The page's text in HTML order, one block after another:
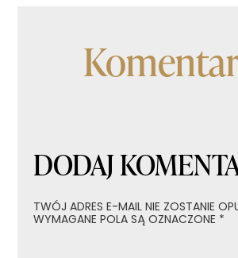
DODAJ
TWÓJ ADRES E-MAIL NIE ZOSTANIE
WYMAGANE POLA SĄ OZNACZONE *